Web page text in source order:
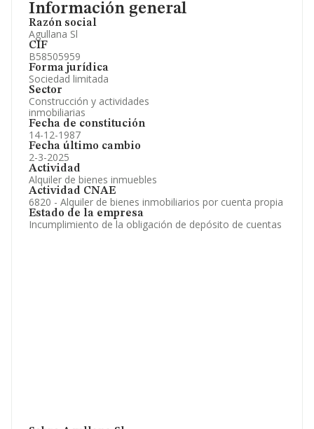
Información general
Razón social
Agullana Sl
CIF
B58505959
Forma jurídica
Sociedad limitada
Sector
Construcción y actividades
inmobiliarias
Fecha de constitución
14-12-1987
Fecha último cambio
2-3-2025
Actividad
Alquiler de bienes inmuebles
Actividad CNAE
6820 - Alquiler de bienes inmobiliarios por cuenta propia
Estado de la empresa
Incumplimiento de la obligación de depósito de cuentas